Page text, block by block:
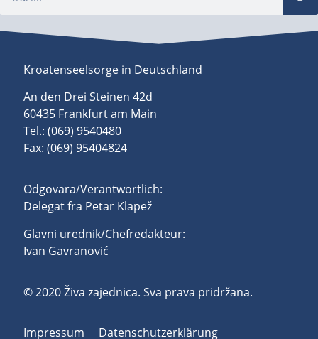
Kroatenseelsorge in Deutschland
An den Drei Steinen 42d
60435 Frankfurt am Main
Tel.: (069) 9540480
Fax: (069) 95404824
Odgovara/Verantwortlich:
Delegat fra Petar Klapež
Glavni urednik/Chefredakteur:
Ivan Gavranović
© 2020 Živa zajednica. Sva prava pridržana.
Impressum
Datenschutzerklärung